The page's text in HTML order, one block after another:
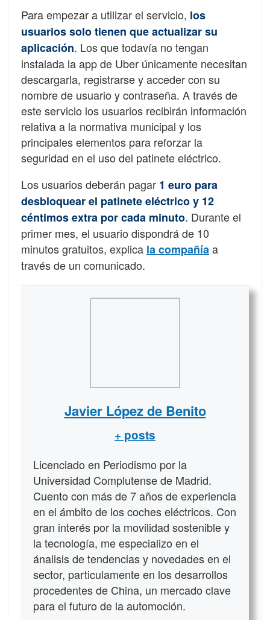
Para empezar a utilizar el servicio, los
usuarios solo tienen queactualizar su
aplicación. Los que todavía no tengan
instalada la app de Uber únicamente necesitan
descargarla, registrarse y acceder con su
nombre de usuario y contraseña. A través de
este servicio los usuarios recibirán información
relativa a la normativa municipal y los
principales elementos para reforzar la
seguridad en el uso del patinete eléctrico.
Los usuarios deberán pagar 1 euro para
desbloquear el patinete eléctrico y 12
céntimos extra por cada minuto. Durante el
primer mes, el usuario dispondrá de 10
minutos gratuitos, explica la compañíaa
través de un comunicado.
Javier López de Benito
+ posts
Licenciado en Periodismo por la
Universidad Complutense de Madrid.
Cuento con más de 7 años de experiencia
en el ámbito de los coches eléctricos. Con
gran interés por la movilidad sostenible y
la tecnología, me especializo en el
ánalisis de tendencias y novedades en el
sector, particulamente en los desarrollos
procedentes de China, un mercado clave
para el futuro de la automoción.